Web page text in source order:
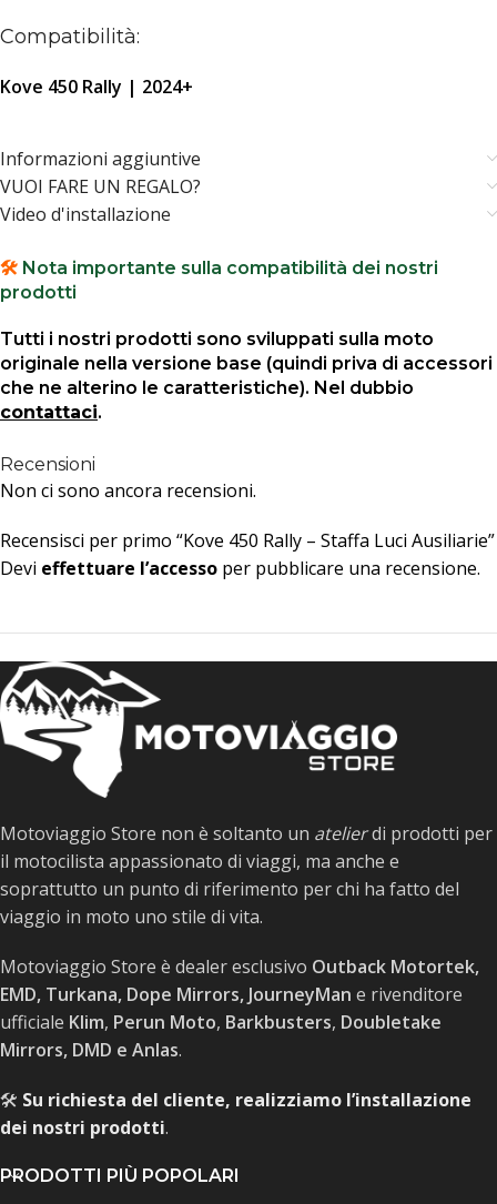
Compatibilità:
Kove 450 Rally | 2024+
Informazioni aggiuntive
VUOI FARE UN REGALO?
Video d'installazione
🛠️ Nota importante sulla compatibilità dei nostri
prodotti
Tutti i nostri prodotti sono sviluppati sulla moto
originale nella versione base (quindi priva di accessori
che ne alterino le caratteristiche). Nel dubbio
contattaci.
Recensioni
Non ci sono ancora recensioni.
Recensisci per primo “Kove 450 Rally – Staffa Luci Ausiliarie”
Devi effettuare l’accesso per pubblicare una recensione.
Motoviaggio Store non è soltanto un atelierdi prodotti per
il motocilista appassionato di viaggi, ma anche e
soprattutto un punto di riferimento per chi ha fatto del
viaggio in moto uno stile di vita.
Motoviaggio Store è dealer esclusivo Outback Motortek,
EMD, Turkana, Dope Mirrors, JourneyMan e rivenditore
ufficiale Klim, Perun Moto, Barkbusters, Doubletake
Mirrors, DMD e Anlas.
🛠️ Su richiesta del cliente, realizziamo l’installazione
dei nostri prodotti.
PRODOTTI PIÙ POPOLARI